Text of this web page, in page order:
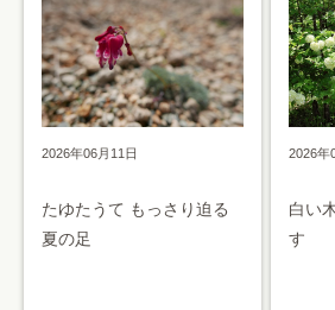
2026年06月11日
たゆたうて もっさり迫る
夏の足
2026年
白い
す